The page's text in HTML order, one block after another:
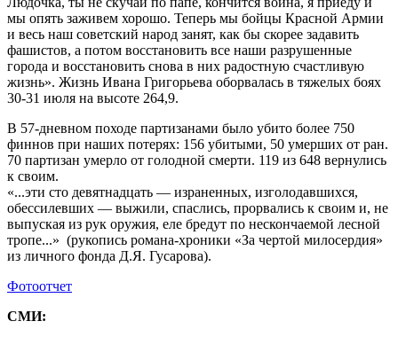
мы опять заживем хорошо. Теперь мы бойцы Красной Армии
и весь наш советский народ занят, как бы скорее задавить
фашистов, а потом восстановить все наши разрушенные
города и восстановить снова в них радостную счастливую
жизнь». Жизнь Ивана Григорьева оборвалась в тяжелых боях
30-31 июля на высоте 264,9.
В 57-дневном походе партизанами было убито более 750
финнов при наших потерях: 156 убитыми, 50 умерших от ран.
70 партизан умерло от голодной смерти. 119 из 648 вернулись
к своим.
«...эти сто девятнадцать — израненных, изголодавшихся,
обессилевших — выжили, спаслись, прорвались к своим и, не
выпуская из рук оружия, еле бредут по нескончаемой лесной
тропе...» (рукопись романа-хроники «За чертой милосердия»
из личного фонда Д.Я. Гусарова).
Фотоотчет
СМИ: